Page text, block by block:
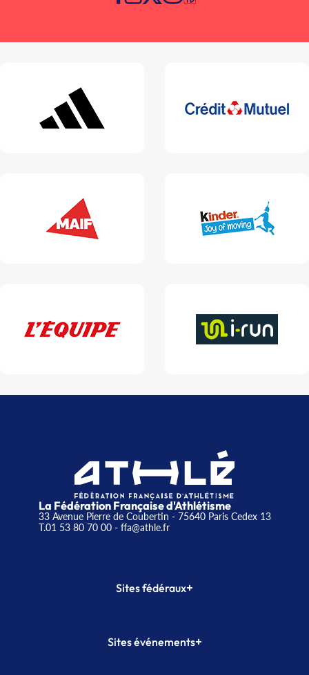
La Fédération Française d'Athlétisme
33 Avenue Pierre de Coubertin - 75640 Paris Cedex 13
T.01 53 80 70 00- ffa@athle.fr
Sites fédéraux+
Plateforme Formation
Sites événements+